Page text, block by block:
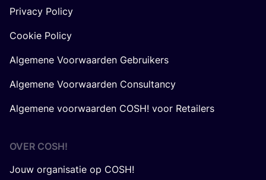
Privacy Policy
Cookie Policy
Algemene Voorwaarden Gebruikers
Algemene Voorwaarden Consultancy
Algemene voorwaarden COSH! voor Retailers
OVER COSH!
Jouw organisatie op COSH!